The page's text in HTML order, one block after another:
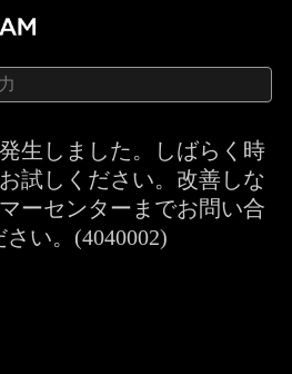
生しました。しばらく時
試しください。改善しな
ーセンターまでお問い合
い。(4040002)